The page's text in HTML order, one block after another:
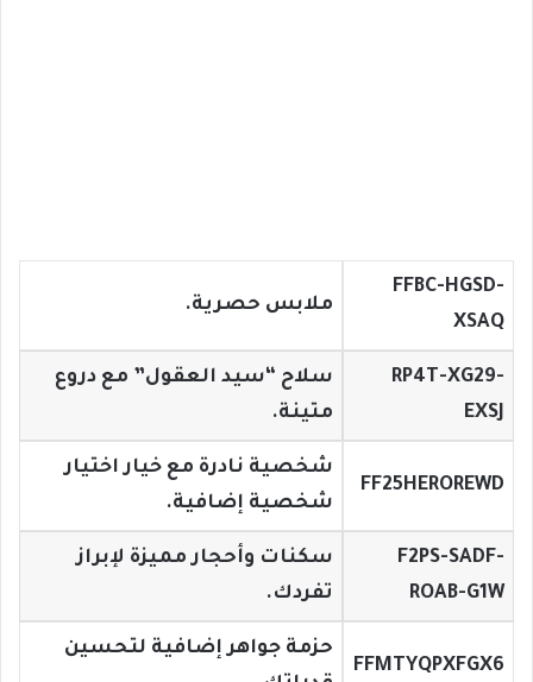
FFBC-HGSD-
XSAQ
ملابس حصرية.
RP4T-XG29-
EXSJ
سلاح “سيد العقول” مع دروع
متينة.
FF25HEROREWD
شخصية نادرة مع خيار اختيار
شخصية إضافية.
F2PS-SADF-
ROAB-G1W
سكنات وأحجار مميزة لإبراز
تفردك.
FFMTYQPXFGX6
حزمة جواهر إضافية لتحسين